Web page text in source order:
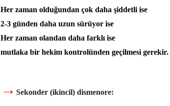
Her zaman olduğundan çok daha şiddetli ise
2-3 günden daha uzun sürüyor ise
Her zaman olandan daha farklı ise
mutlaka bir hekim kontrolünden geçilmesi gerekir.
→ Sekonder (ikincil) dismenore: